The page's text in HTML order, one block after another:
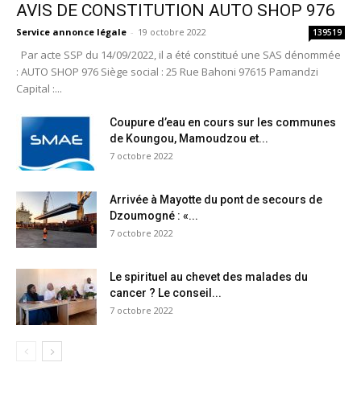
AVIS DE CONSTITUTION AUTO SHOP 976
Service annonce légale - 19 octobre 2022 139519
Par acte SSP du 14/09/2022, il a été constitué une SAS dénommée
: AUTO SHOP 976 Siège social : 25 Rue Bahoni 97615 Pamandzi
Capital :...
Coupure d’eau en cours sur les communes
de Koungou, Mamoudzou et...
7 octobre 2022
Arrivée à Mayotte du pont de secours de
Dzoumogné : «...
7 octobre 2022
Le spirituel au chevet des malades du
cancer ? Le conseil...
7 octobre 2022